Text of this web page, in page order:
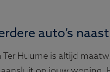
auto’s
Huurne is altijd